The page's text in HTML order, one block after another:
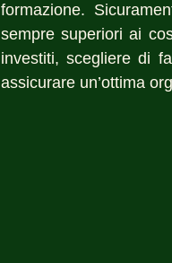
formazione.
sempre superiori ai
investiti, scegliere di
assicurare un’ottima